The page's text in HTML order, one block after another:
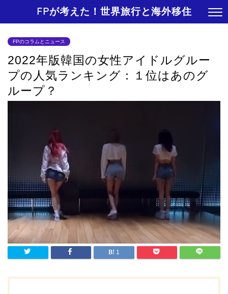
FPが考えた！世界旅行と海外移住
FPのコラムとニュース
2022年版韓国の女性アイドルグルー
プの人気ランキング：１位はあのグ
ループ？
1